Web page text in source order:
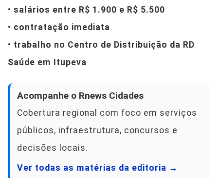
• salários entre R$ 1.900 e R$ 5.500
• contratação imediata
• trabalho no Centro de Distribuição da RD
Saúde em Itupeva
Acompanhe o Rnews Cidades
Cobertura regional com foco em serviços
públicos, infraestrutura, concursos e
decisões locais.
Ver todas as matérias da editoria →